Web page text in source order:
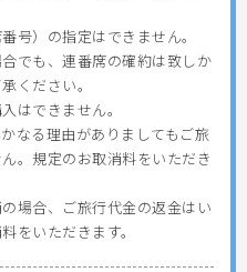
号）の指定はできません。
でも、連番席の確約は致しか
ください。
はできません。
なる理由がありましてもご旅
。規定のお取消料をいただき
場合、ご旅行代金の返金はい
をいただきます。